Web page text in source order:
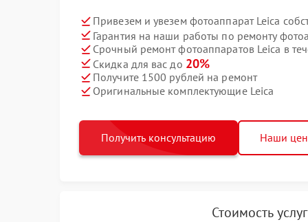
Привезем и увезем фотоаппарат Leica
Гарантия на наши работы по ремонту
Срочный ремонт фотоаппаратов Leica в
Скидка для вас до 20%
Получите 1500 рублей на ремонт
Оригинальные комплектующие Leica
Получить консультацию Наши
Стоимость